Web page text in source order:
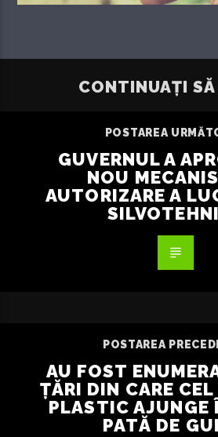
CONTINUAȚI
POSTAREA
GUVERNUL A
NOU
AUTORIZARE A
POSTAREA
AU FOST
ȚĂRI DIN CARE
PLASTIC AJUNGE
PATĂ DE